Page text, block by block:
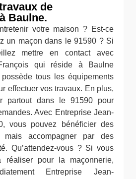
de
Baulne.
votre maison ? Est-ce
un maçon dans le 91590 ? Si
mettre en contact avec
qui réside à Baulne
tous les équipements
effectuer vos travaux. En plus,
partout dans le 91590 pour
Avec Entreprise Jean-
vous pouvez bénéficier des
accompagner par des
Qu’attendez-vous ? Si vous
pour la maçonnerie,
Entreprise Jean-